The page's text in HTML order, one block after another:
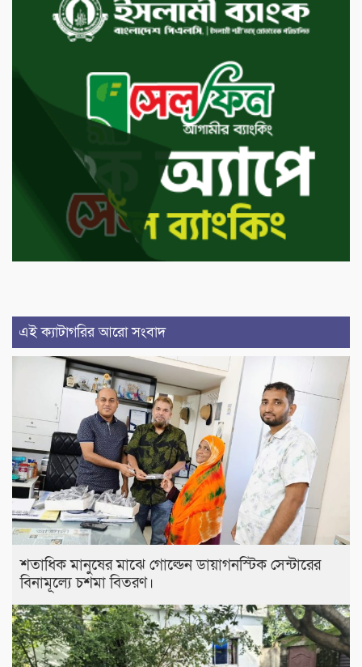
এই ক্যাটাগরির আরো সংবাদ
শতাধিক মানুষের মাঝে গোল্ডেন ডায়াগনস্টিক সেন্টারের
বিনামূল্যে চশমা বিতরণ।